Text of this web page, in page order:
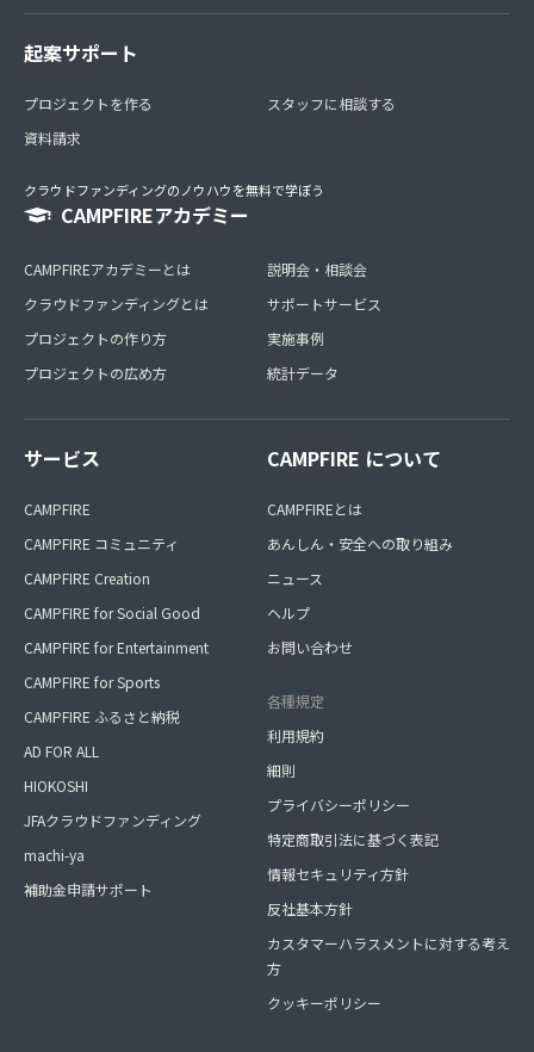
起案サポート
プロジェクトを作る
資料請求
スタッフに相談する
クラウドファンディングのノウハウを無料で学ぼう
CAMPFIREアカデミー
CAMPFIREアカデミーとは
クラウドファンディングとは
プロジェクトの作り方
プロジェクトの広め方
説明会・相談会
サポートサービス
実施事例
統計データ
サービス
CAMPFIRE
CAMPFIRE コミュニティ
CAMPFIRE Creation
CAMPFIRE for Social Good
CAMPFIRE for Entertainment
CAMPFIRE for Sports
CAMPFIRE ふるさと納税
AD FOR ALL
HIOKOSHI
JFAクラウドファンディング
machi-ya
補助金申請サポート
CAMPFIRE について
CAMPFIREとは
あんしん・安全への取り組み
ニュース
ヘルプ
お問い合わせ
各種規定
利用規約
細則
プライバシーポリシー
特定商取引法に基づく表記
情報セキュリティ方針
反社基本方針
カスタマーハラスメントに対する考え
方
クッキーポリシー